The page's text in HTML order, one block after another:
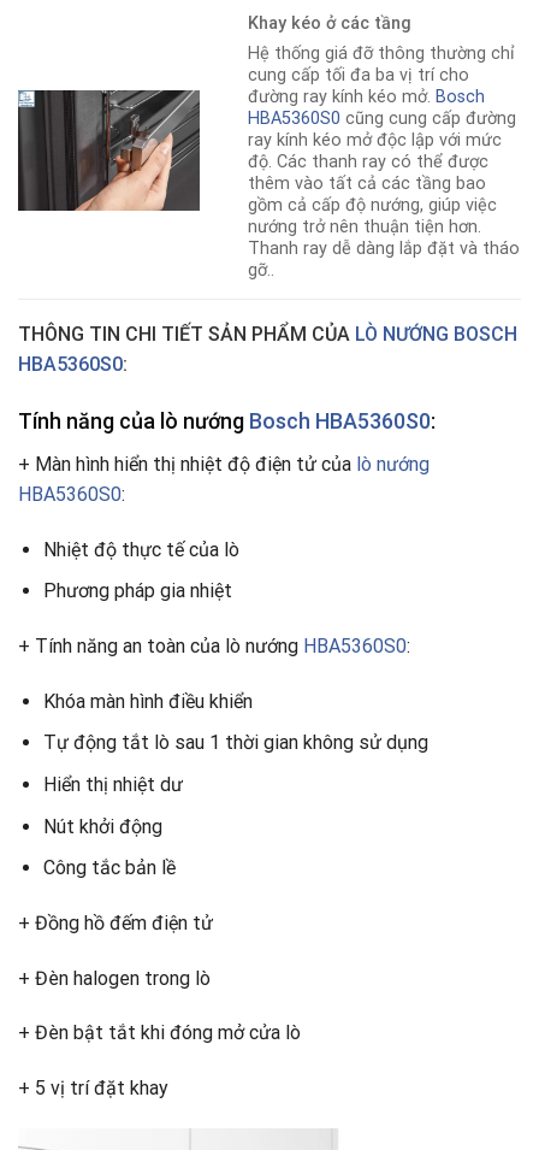
Khay kéo ở các tầng
Hệ thống giá đỡ thông thường chỉ
cung cấp tối đa ba vị trí cho
đường ray kính kéo mở. Bosch
HBA5360S0 cũng cung cấp đường
ray kính kéo mở độc lập với mức
độ. Các thanh ray có thể được
thêm vào tất cả các tầng bao
gồm cả cấp độ nướng, giúp việc
nướng trở nên thuận tiện hơn.
Thanh ray dễ dàng lắp đặt và tháo
gỡ..
THÔNG TIN CHI TIẾT SẢN PHẨM CỦA LÒ NƯỚNG BOSCH
HBA5360S0:
Tính năng của lò nướng Bosch HBA5360S0:
+ Màn hình hiển thị nhiệt độ điện tử của lò nướng
HBA5360S0:
Nhiệt độ thực tế của lò
Phương pháp gia nhiệt
+ Tính năng an toàn của lò nướng HBA5360S0:
Khóa màn hình điều khiển
Tự động tắt lò sau 1 thời gian không sử dụng
Hiển thị nhiệt dư
Nút khởi động
Công tắc bản lề
+ Đồng hồ đếm điện tử
+ Đèn halogen trong lò
+ Đèn bật tắt khi đóng mở cửa lò
+ 5 vị trí đặt khay